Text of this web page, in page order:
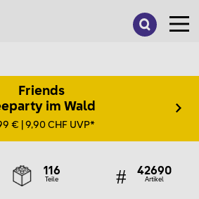
Friends
im Wald
€ | 9,90 CHF UVP*
116
Teile
42690
Artikel